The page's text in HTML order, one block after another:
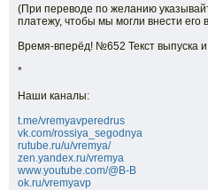
(При переводе по желанию
платежу, чтобы мы могли внести его
Время-вперёд! №652 Текст выпуска
*
Наши каналы:
t.me/vremyavperedrus
vk.com/rossiya_segodnya
rutube.ru/u/vremya/
zen.yandex.ru/vremya
www.youtube.com/@B-B
ok.ru/vremyavp